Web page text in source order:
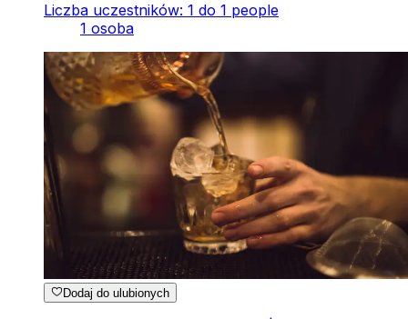
Liczba uczestników: 1 do 1 people
1 osoba
Dodaj do ulubionych